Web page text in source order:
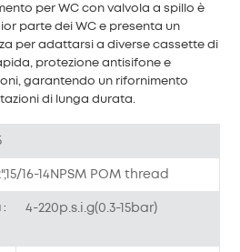
per WC con valvola a spillo è
parte dei WC e presenta un
per adattarsi a diverse cassette di
protezione antisifone e
garantendo un rifornimento
di lunga durata.
16-14NPSM POM thread
: 4-220p.s.i.g(0.3-15bar)